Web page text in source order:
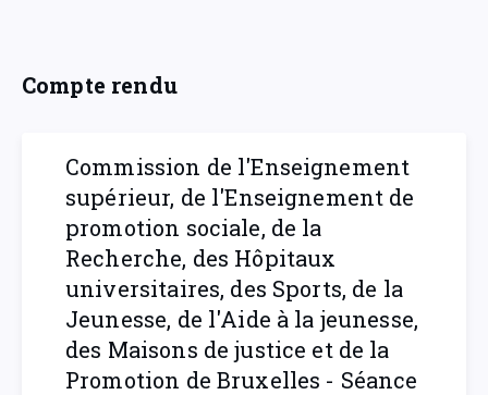
Compte rendu
Commission de l'Enseignement
supérieur, de l'Enseignement de
promotion sociale, de la
Recherche, des Hôpitaux
universitaires, des Sports, de la
Jeunesse, de l'Aide à la jeunesse,
des Maisons de justice et de la
Promotion de Bruxelles - Séance